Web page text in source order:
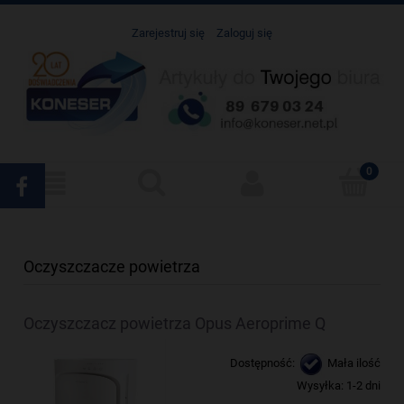
Zarejestruj się Zaloguj się
Oczyszczacze powietrza
Oczyszczacz powietrza Opus Aeroprime Q
Dostępność:
Mała ilość
Wysyłka: 1-2 dni